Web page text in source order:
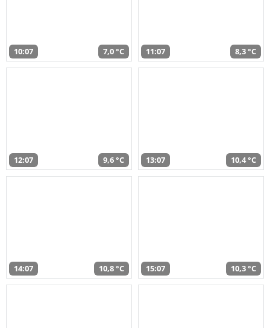
10:07 7,0 °C 11:07 8,3 °C
12:07 9,6 °C 13:07 10,4 °C
14:07 10,8 °C 15:07 10,3 °C